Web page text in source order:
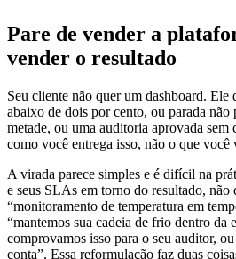
Pare de vender a
vender o resultado
Seu cliente não quer um dashboard. Ele
abaixo de dois por cento, ou parada não
metade, ou uma auditoria aprovada sem
como você entrega isso, não o que você
A virada parece simples e é difícil na
e seus SLAs em torno do resultado, não
“monitoramento de temperatura em
“mantemos sua cadeia de frio dentro da
comprovamos isso para o seu auditor,
conta”. Essa reformulação faz duas